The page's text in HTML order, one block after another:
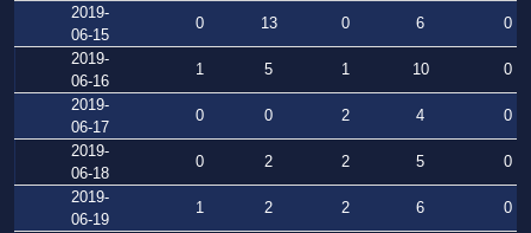
2019-
06-15
0 13 0 6
0
2019-
06-16
1 5 1 10
0
2019-
06-17
0 0 2 4
0
2019-
06-18
0 2 2 5
0
2019-
06-19
1 2 2 6
0